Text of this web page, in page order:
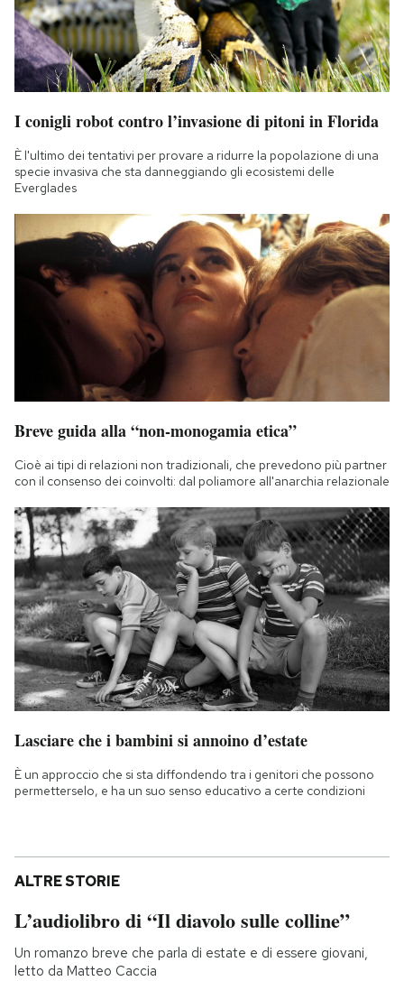
I conigli robot contro l’invasione di pitoni in Florida
È l'ultimo dei tentativi per provare a ridurre la popolazione di una
specie invasiva che sta danneggiando gli ecosistemi delle
Everglades
Breve guida alla “non-monogamia etica”
Cioè ai tipi di relazioni non tradizionali, che prevedono più partner
con il consenso dei coinvolti: dal poliamore all'anarchia relazionale
Lasciare che i bambini si annoino d’estate
È un approccio che si sta diffondendo tra i genitori che possono
permetterselo, e ha un suo senso educativo a certe condizioni
ALTRE STORIE
L’audiolibro di “Il diavolo sulle colline”
Un romanzo breve che parla di estate e di essere giovani,
letto da Matteo Caccia